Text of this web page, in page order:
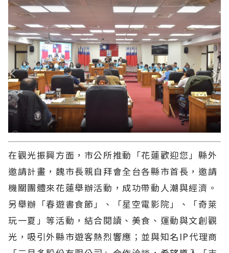
在觀光振興方面，市公所推動「花蓮歡迎您」縣外
邀請計畫，魏市長親自拜會全台各縣市首長，邀請
機關團體來花蓮舉辦活動，成功帶動人潮與經濟。
另舉辦「春遊書食節」、「星空電影院」、「奇萊
玩一夏」等活動，結合閱讀、美食、運動與文創觀
光，吸引外縣市遊客熱烈響應；並與知名IP代理商